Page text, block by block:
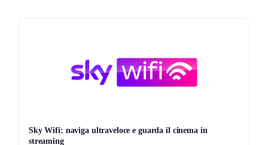
TIMVISION Family L promo
Scegli il pacchetto Family L
Non vuoi perderti nessun affare?
Sky Wifi: naviga ultraveloce e guarda il cinema in
streaming